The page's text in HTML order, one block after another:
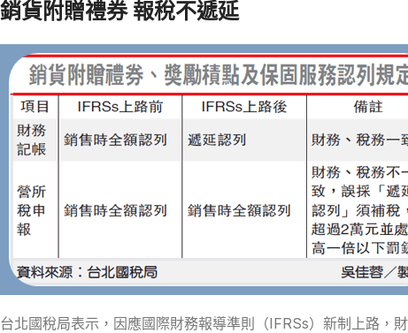
銷貨附贈禮券 報稅不遞延
台北國稅局表示，因應國際財務報導準則（IFRSs）新制上路，